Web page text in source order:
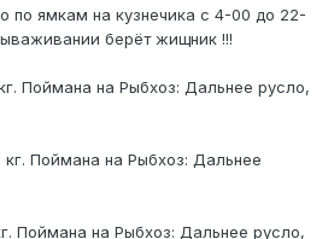
по ямкам на кузнечика с 4-00 до 22-
берёт жищник !!!
Поймана на Рыбхоз: Дальнее русло,
кг. Поймана на Рыбхоз: Дальнее
Поймана на Рыбхоз: Дальнее русло,